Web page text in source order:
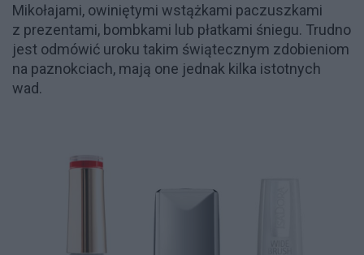
Mikołajami, owiniętymi wstążkami paczuszkami
z prezentami, bombkami lub płatkami śniegu. Trudno
jest odmówić uroku takim świątecznym zdobieniom
na paznokciach, mają one jednak kilka istotnych
wad.